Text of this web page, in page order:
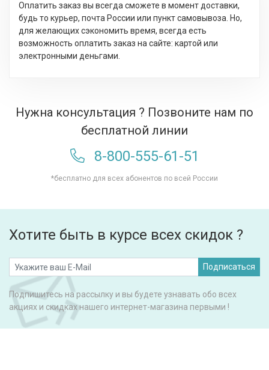
Оплатить заказ вы всегда сможете в момент доставки,
будь то курьер, почта России или пункт самовывоза. Но,
для желающих сэкономить время, всегда есть
возможность оплатить заказ на сайте: картой или
электронными деньгами.
Нужна консультация ? Позвоните нам по
бесплатной линии
8-800-555-61-51
*бесплатно для всех абонентов по всей России
Хотите быть в курсе всех скидок ?
Подписаться
Подпишитесь на рассылку и вы будете узнавать обо всех
акциях и скидках нашего интернет-магазина первыми !